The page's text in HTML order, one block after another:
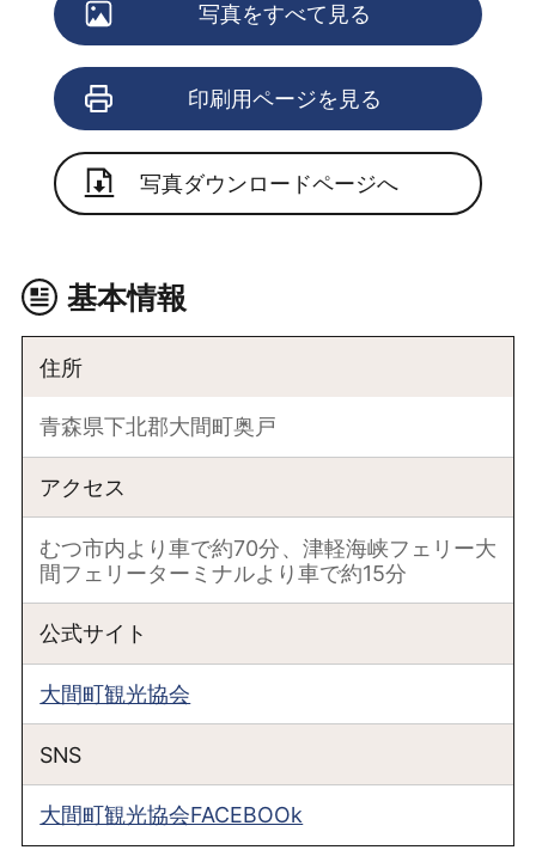
写真をすべて見る
印刷用ページを見る
写真ダウンロードページへ
基本情報
住所
青森県下北郡大間町奥戸
アクセス
むつ市内より車で約70分、津軽海峡フェリー大
間フェリーターミナルより車で約15分
公式サイト
大間町観光協会
SNS
大間町観光協会FACEBOOk